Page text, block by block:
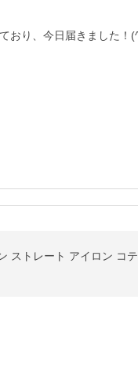
おり、今日届きました！
ストレート アイロン コ